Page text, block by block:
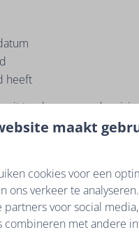
heeft
te plannen zonder
blijft het volledige
maakt
cookies voor een
ons verkeer te
partners voor social
combineren met andere